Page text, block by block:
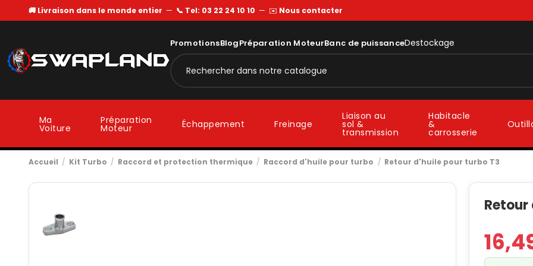
🚚 Livraison dans le monde entier — 📞 Tel: 03 22 24 10 10 — ✉️ Nous contacter
PromotionsBlogPréparation MoteurBanc de puissanceDestockage
Ma
Voiture
Préparation
Moteur Échappement Freinage
Liaison au
sol &
transmission
Habitacle
&
carrosserie
Accueil Kit Turbo Raccord et protection thermique Raccord d'huile pour turbo Retour d'huile pour turbo T3
Retour